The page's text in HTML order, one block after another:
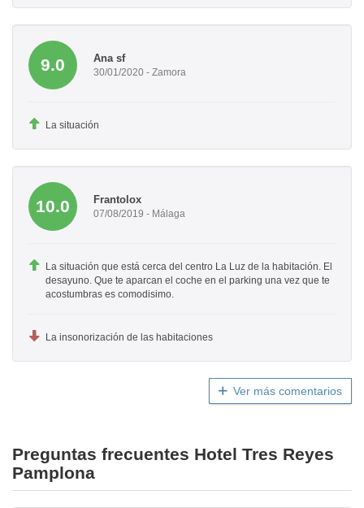
9.0 Ana sf
30/01/2020 - Zamora
La situación
10.0 Frantolox
07/08/2019 - Málaga
La situación que está cerca del centro La Luz de la habitación. El
desayuno. Que te aparcan el coche en el parking una vez que te
acostumbras es comodisimo.
La insonorización de las habitaciones
Ver más comentarios
Preguntas frecuentes Hotel Tres Reyes
Pamplona